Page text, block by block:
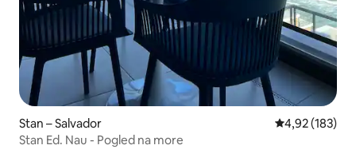
Stan – Salvador Prosječna
4,92 (183)
Stan Ed. Nau - Pogled na more